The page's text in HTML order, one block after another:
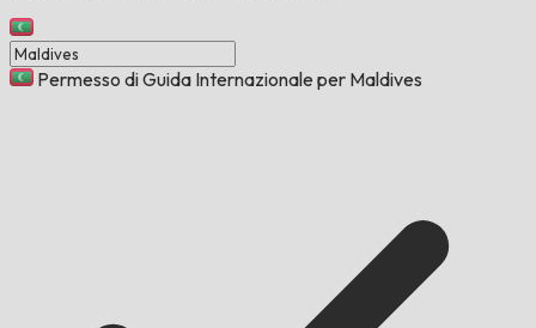
Permesso di Guida Internazionale per Maldives